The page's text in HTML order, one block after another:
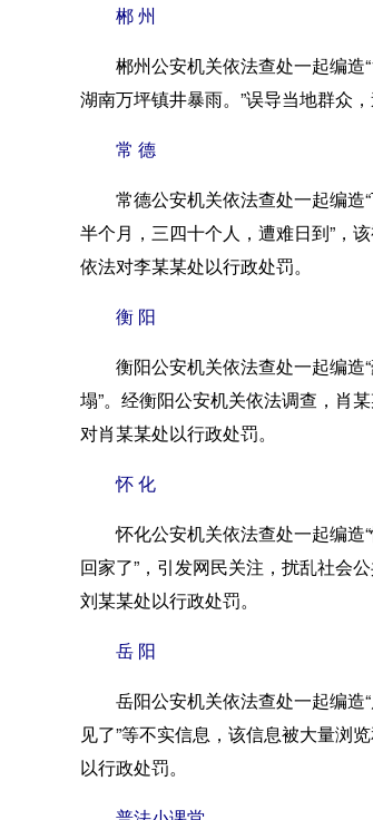
郴 州
郴州公安机关依法查处一起编造
湖南万坪镇井暴雨。”误导当地群众
常 德
常德公安机关依法查处一起编造“
半个月，三四十个人，遭难日到”，
依法对李某某处以行政处罚。
衡 阳
衡阳公安机关依法查处一起编造“
塌”。经衡阳公安机关依法调查，肖
对肖某某处以行政处罚。
怀 化
怀化公安机关依法查处一起编造“
回家了”，引发网民关注，扰乱社会
刘某某处以行政处罚。
岳 阳
岳阳公安机关依法查处一起编造“
见了”等不实信息，该信息被大量浏
以行政处罚。